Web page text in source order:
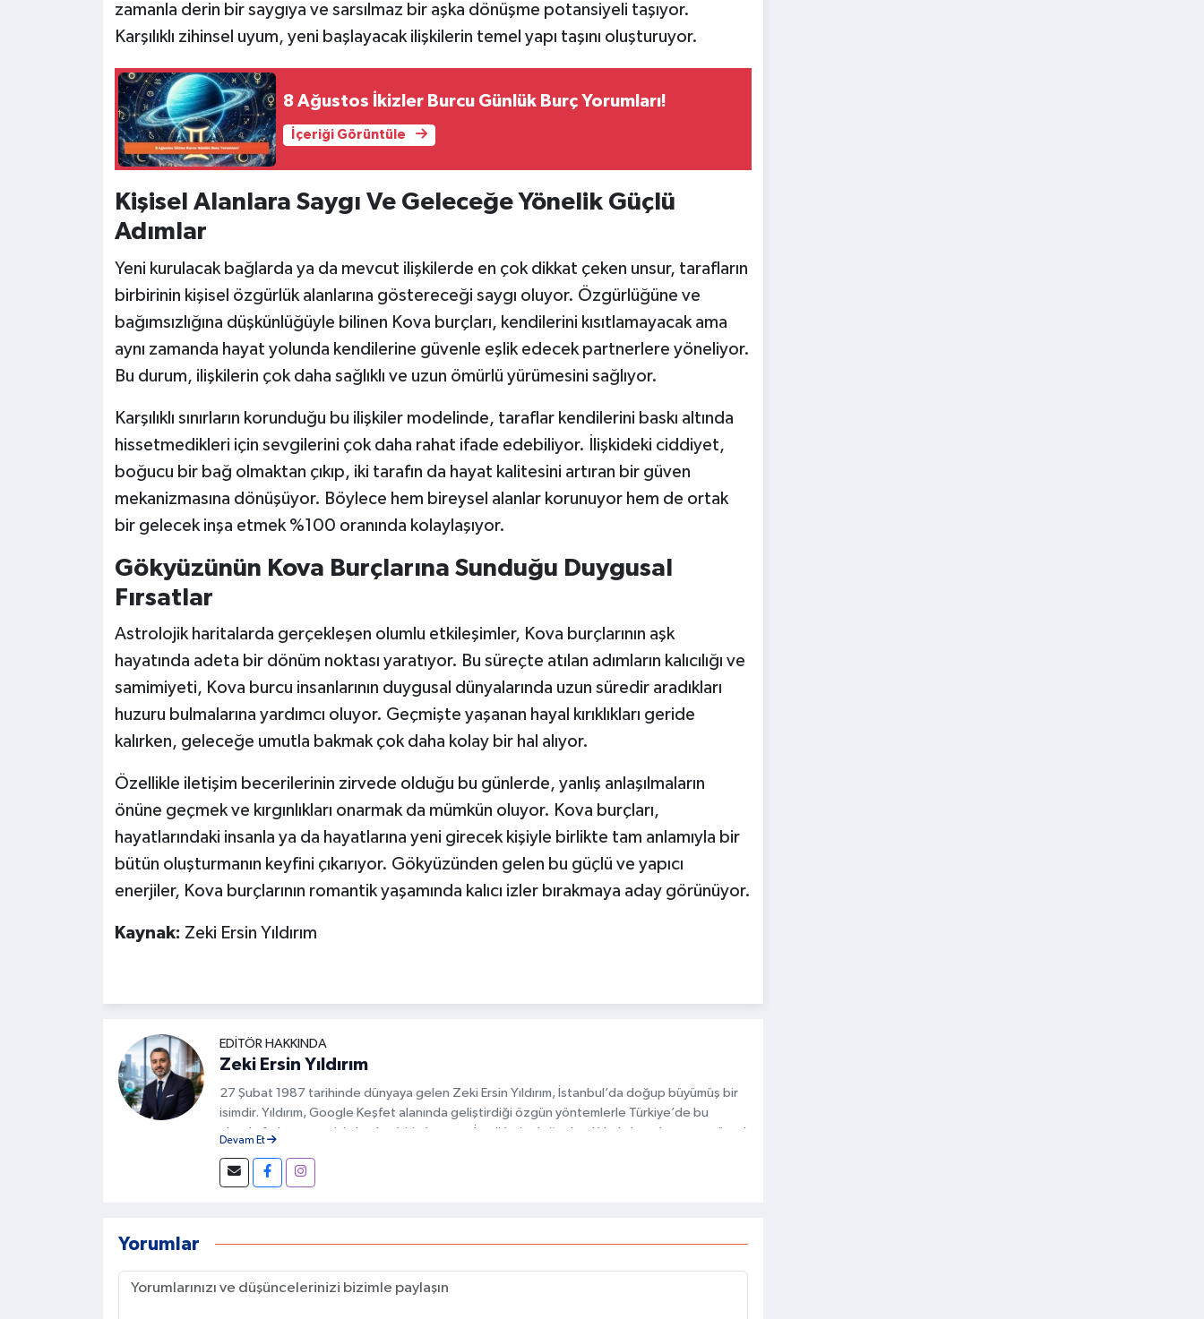
zamanla derin bir saygıya ve sarsılmaz bir aşka dönüşme potansiyeli taşıyor.
Karşılıklı zihinsel uyum, yeni başlayacak ilişkilerin temel yapı taşını oluşturuyor.
8 Ağustos İkizler Burcu Günlük Burç Yorumları!
İçeriği Görüntüle
Kişisel Alanlara Saygı Ve Geleceğe Yönelik Güçlü
Adımlar
Yeni kurulacak bağlarda ya da mevcut ilişkilerde en çok dikkat çeken unsur, tarafların
birbirinin kişisel özgürlük alanlarına göstereceği saygı oluyor. Özgürlüğüne ve
bağımsızlığına düşkünlüğüyle bilinen Kova burçları, kendilerini kısıtlamayacak ama
aynı zamanda hayat yolunda kendilerine güvenle eşlik edecek partnerlere yöneliyor.
Bu durum, ilişkilerin çok daha sağlıklı ve uzun ömürlü yürümesini sağlıyor.
Karşılıklı sınırların korunduğu bu ilişkiler modelinde, taraflar kendilerini baskı altında
hissetmedikleri için sevgilerini çok daha rahat ifade edebiliyor. İlişkideki ciddiyet,
boğucu bir bağ olmaktan çıkıp, iki tarafın da hayat kalitesini artıran bir güven
mekanizmasına dönüşüyor. Böylece hem bireysel alanlar korunuyor hem de ortak
bir gelecek inşa etmek %100 oranında kolaylaşıyor.
Gökyüzünün Kova Burçlarına Sunduğu Duygusal
Fırsatlar
Astrolojik haritalarda gerçekleşen olumlu etkileşimler, Kova burçlarının aşk
hayatında adeta bir dönüm noktası yaratıyor. Bu süreçte atılan adımların kalıcılığı ve
samimiyeti, Kova burcu insanlarının duygusal dünyalarında uzun süredir aradıkları
huzuru bulmalarına yardımcı oluyor. Geçmişte yaşanan hayal kırıklıkları geride
kalırken, geleceğe umutla bakmak çok daha kolay bir hal alıyor.
Özellikle iletişim becerilerinin zirvede olduğu bu günlerde, yanlış anlaşılmaların
önüne geçmek ve kırgınlıkları onarmak da mümkün oluyor. Kova burçları,
hayatlarındaki insanla ya da hayatlarına yeni girecek kişiyle birlikte tam anlamıyla bir
bütün oluşturmanın keyfini çıkarıyor. Gökyüzünden gelen bu güçlü ve yapıcı
enerjiler, Kova burçlarının romantik yaşamında kalıcı izler bırakmaya aday görünüyor.
Kaynak: Zeki Ersin Yıldırım
EDITÖR HAKKINDA
Zeki Ersin Yıldırım
27 Şubat 1987 tarihinde dünyaya gelen Zeki Ersin Yıldırım, İstanbul’da doğup büyümüş bir
isimdir. Yıldırım, Google Keşfet alanında geliştirdiği özgün yöntemlerle Türkiye’de bu
alanda fark yaratan isimlerden biri olmuştur. İçeriklerin doğru başlıklarla hazırlanması, görsel
temelini oluşturur.
Devam Et
Yorumlar